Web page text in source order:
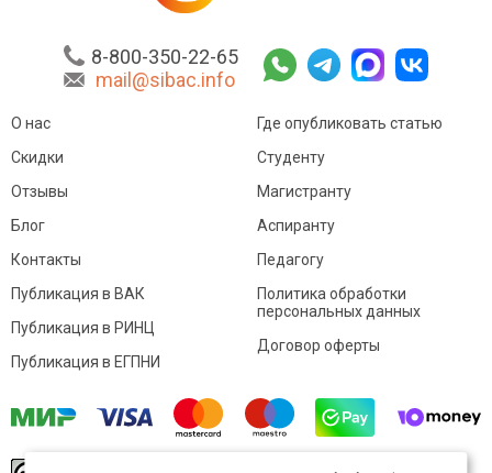
8-800-350-22-65
mail@sibac.info
О нас
Скидки
Отзывы
Блог
Контакты
Где опубликовать статью
Студенту
Магистранту
Аспиранту
Педагогу
Публикация в ВАК
Публикация в РИНЦ
Публикация в ЕГПНИ
Политика обработки
персональных данных
Договор оферты